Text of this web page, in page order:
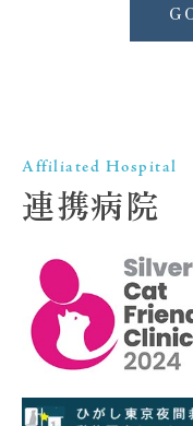
Affiliated Hospital
連携病院